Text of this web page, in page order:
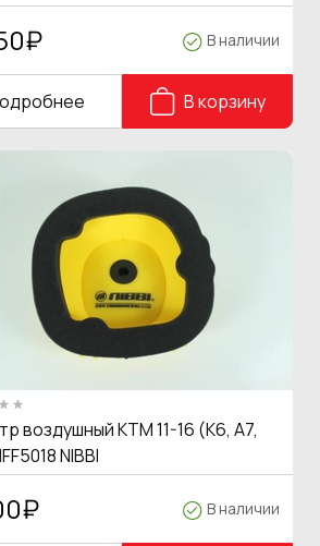
₽ В наличии
В корзину
воздушный КТМ 11-16 (K6, A7,
NIBBI
₽ В наличии